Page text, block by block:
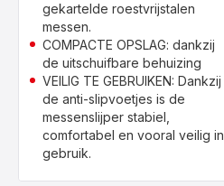
gekartelde roestvrijstalen
messen.
COMPACTE OPSLAG: dankzij
de uitschuifbare behuizing
VEILIG TE GEBRUIKEN: Dankzij
de anti-slipvoetjes is de
messenslijper stabiel,
comfortabel en vooral veilig in
gebruik.